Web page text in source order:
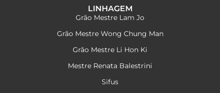
LINHAGEM
Grão Mestre Lam Jo
Grão Mestre Wong Chung Man
Grão Mestre Li Hon Ki
Mestre Renata Balestrini
Sifus